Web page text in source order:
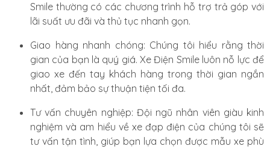
Smile thường có các chương trình hỗ trợ trả góp với
lãi suất ưu đãi và thủ tục nhanh gọn.
Giao hàng nhanh chóng: Chúng tôi hiểu rằng thời
gian của bạn là quý giá. Xe Điện Smile luôn nỗ lực để
giao xe đến tay khách hàng trong thời gian ngắn
nhất, đảm bảo sự thuận tiện tối đa.
Tư vấn chuyên nghiệp: Đội ngũ nhân viên giàu kinh
nghiệm và am hiểu về xe đạp điện của chúng tôi sẽ
tư vấn tận tình, giúp bạn lựa chọn được mẫu xe phù